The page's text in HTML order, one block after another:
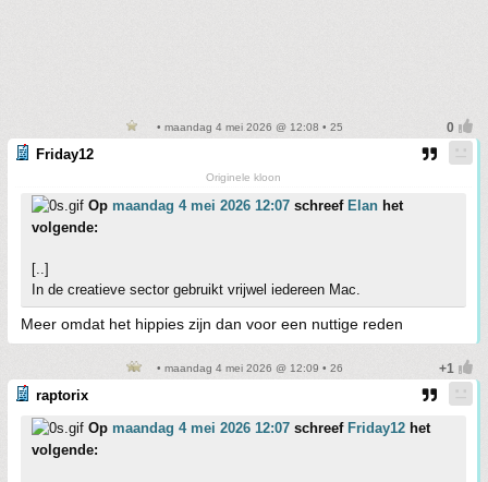
• maandag 4 mei 2026 @ 12:08 • 25
Friday12
Originele kloon
Op maandag 4 mei 2026 12:07 schreef Elan het
volgende:
[..]
In de creatieve sector gebruikt vrijwel iedereen Mac.
Meer omdat het hippies zijn dan voor een nuttige reden
• maandag 4 mei 2026 @ 12:09 • 26
raptorix
Op maandag 4 mei 2026 12:07 schreef Friday12 het
volgende: